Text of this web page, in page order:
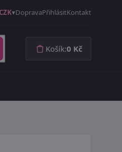
CZK DopravaPřihlásitKontakt
Košík:0 Kč